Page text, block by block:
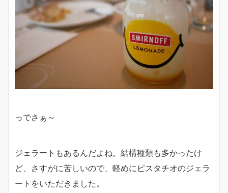
っでさぁ～
ジェラートもあるんだよね。結構種類も多かったけ
ど、さすがに苦しいので、軽めにピスタチオのジェラ
ートをいただきました。